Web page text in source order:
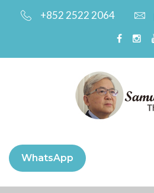
+852 2522 2064
WhatsApp